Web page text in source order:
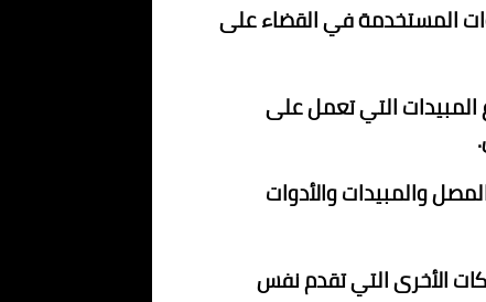
المستخدمة في القضاء على
التي تعمل على
والمبيدات والأدوات
الأخرى التي تقدم نفس